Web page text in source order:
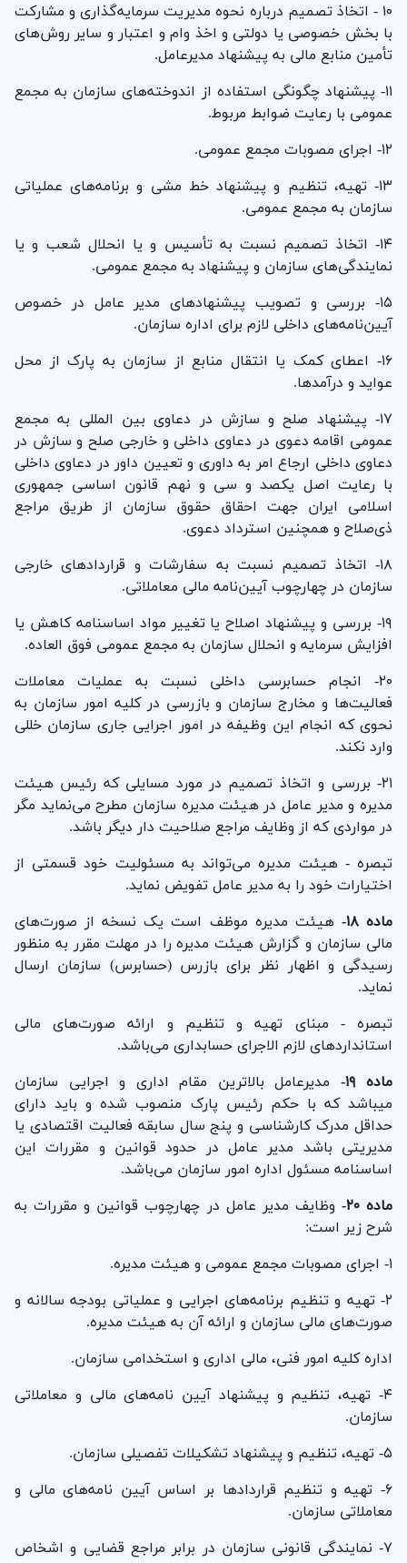
۱۰ - اتخاذ تصمیم درباره نحوه مدیریت سرمایه‌گذاری و مشارکت
با بخش خصوصی یا دولتی و اخذ وام و اعتبار و سایر روش‌های
تأمین منابع مالی به پیشنهاد مدیرعامل.
۱۱- پیشنهاد چگونگی استفاده از اندوخته‌های سازمان به مجمع
عمومی با رعایت ضوابط مربوط.
۱۲- اجرای مصوبات مجمع عمومی.
۱۳- تهیه، تنظیم و پیشنهاد خط مشی و برنامه‌های عملیاتی
سازمان به مجمع عمومی.
۱۴- اتخاذ تصمیم نسبت به تأسیس و یا انحلال شعب و یا
نمایندگی‌های سازمان و پیشنهاد به مجمع عمومی.
۱۵- بررسی و تصویب پیشنهاد‌های مدیر عامل در خصوص
آیین‌نامه‌های داخلی لازم برای اداره سازمان.
۱۶- اعطای کمک یا انتقال منابع از سازمان به پارک از محل
عواید و درآمد‌ها.
۱۷- پیشنهاد صلح و سازش در دعاوی بین المللی به مجمع
عمومی اقامه دعوی در دعاوی داخلی و خارجی صلح و سازش در
دعاوی داخلی ارجاع امر به داوری و تعیین داور در دعاوی داخلی
با رعایت اصل یکصد و سی و نهم قانون اساسی جمهوری
اسلامی ایران جهت احقاق حقوق سازمان از طریق مراجع
ذی‌صلاح و همچنین استرداد دعوی.
۱۸- اتخاذ تصمیم نسبت به سفارشات و قرارداد‌های خارجی
سازمان در چهارچوب آیین‌نامه مالی معاملاتی.
۱۹- بررسی و پیشنهاد اصلاح یا تغییر مواد اساسنامه کاهش یا
افزایش سرمایه و انحلال سازمان به مجمع عمومی فوق العاده.
۲۰- انجام حسابرسی داخلی نسبت به عملیات معاملات
فعالیت‌ها و مخارج سازمان و بازرسی در کلیه امور سازمان به
نحوی که انجام این وظیفه در امور اجرایی جاری سازمان خللی
وارد نکند.
۲۱- بررسی و اتخاذ تصمیم در مورد مسایلی که رئیس هیئت
مدیره و مدیر عامل در هیئت مدیره سازمان مطرح می‌نماید مگر
در مواردی که از وظایف مراجع صلاحیت دار دیگر باشد.
تبصره - هیئت مدیره می‌تواند به مسئولیت خود قسمتی از
اختیارات خود را به مدیر عامل تفویض نماید.
ماده ۱۸-
هیئت مدیره موظف است یک نسخه از صورت‌های
مالی سازمان و گزارش هیئت مدیره را در مهلت مقرر به منظور
رسیدگی و اظهار نظر برای بازرس (حسابرس) سازمان ارسال
نماید.
تبصره - مبنای تهیه و تنظیم و ارائه صورت‌های مالی
استاندارد‌های لازم الاجرای حسابداری می‌باشد.
ماده ۱۹-
مدیرعامل بالاترین مقام اداری و اجرایی سازمان
میباشد که با حکم رئیس پارک منصوب شده و باید دارای
حداقل مدرک کارشناسی و پنج سال سابقه فعالیت اقتصادی یا
مدیریتی باشد مدیر عامل در حدود قوانین و مقررات این
اساسنامه مسئول اداره امور سازمان می‌باشد.
ماده ۲۰-
وظایف مدیر عامل در چهارچوب قوانین و مقررات به
شرح زیر است:
۱- اجرای مصوبات مجمع عمومی و هیئت مدیره.
۲- تهیه و تنظیم برنامه‌های اجرایی و عملیاتی بودجه سالانه و
صورت‌های مالی سازمان و ارائه آن به هیئت مدیره.
اداره کلیه امور فنی، مالی اداری و استخدامی سازمان.
۴- تهیه، تنظیم و پیشنهاد آیین نامه‌های مالی و معاملاتی
سازمان.
۵- تهیه، تنظیم و پیشنهاد تشکیلات تفصیلی سازمان.
۶- تهیه و تنظیم قرارداد‌ها بر اساس آیین نامه‌های مالی و
معاملاتی سازمان.
۷- نمایندگی قانونی سازمان در برابر مراجع قضایی و اشخاص